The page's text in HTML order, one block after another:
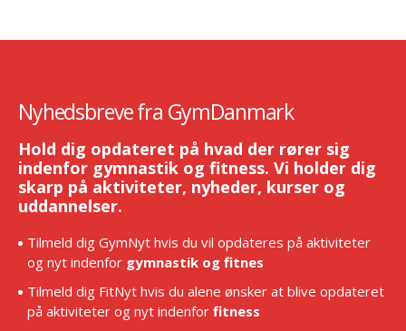
Nyhedsbreve fra GymDanmark
Hold dig opdateret på hvad der rører sig
indenfor gymnastik og fitness. Vi holder dig
skarp på aktiviteter, nyheder, kurser og
uddannelser.
Tilmeld dig GymNyt hvis du vil opdateres på aktiviteter
og nyt indenfor gymnastik og fitnes
Tilmeld dig FitNyt hvis du alene ønsker at blive opdateret
på aktiviteter og nyt indenfor fitness